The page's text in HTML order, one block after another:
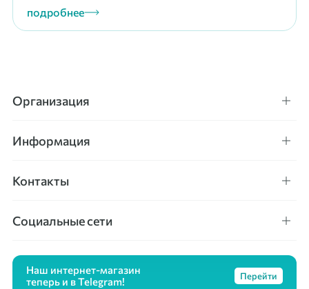
подробнее
Организация
Информация
Контакты
Социальные сети
Наш интернет-магазин
теперь и в Telegram!
Перейти